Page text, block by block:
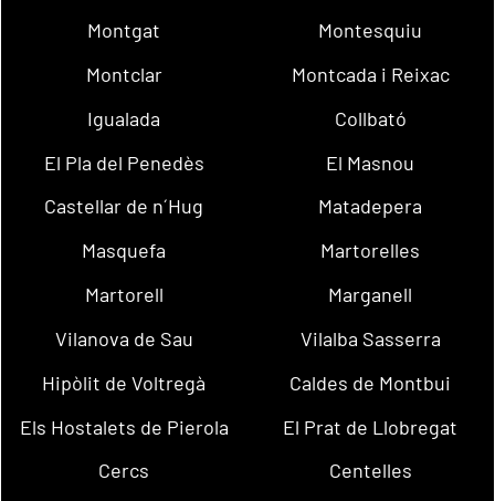
Montgat
Montesquiu
Montclar
Montcada i Reixac
Igualada
Collbató
El Pla del Penedès
El Masnou
Castellar de n´Hug
Matadepera
Masquefa
Martorelles
Martorell
Marganell
Vilanova de Sau
Vilalba Sasserra
Hipòlit de Voltregà
Caldes de Montbui
Els Hostalets de Pierola
El Prat de Llobregat
Cercs
Centelles